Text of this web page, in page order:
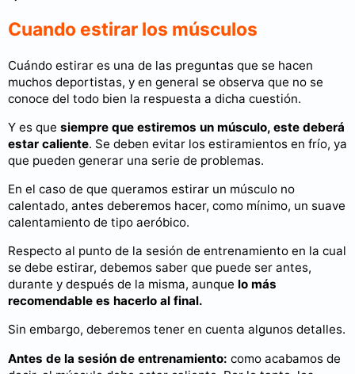
Cuando estirar los músculos
Cuándo estirar es una de las preguntas que se hacen
muchos deportistas, y en general se observa que no se
conoce del todo bien la respuesta a dicha cuestión.
Y es que siempre que estiremos un músculo, este deberá
estar caliente. Se deben evitar los estiramientos en frío, ya
que pueden generar una serie de problemas.
En el caso de que queramos estirar un músculo no
calentado, antes deberemos hacer, como mínimo, un suave
calentamiento de tipo aeróbico.
Respecto al punto de la sesión de entrenamiento en la cual
se debe estirar, debemos saber que puede ser antes,
durante y después de la misma, aunque lo más
recomendable es hacerlo al final.
Sin embargo, deberemos tener en cuenta algunos detalles.
Antes de la sesión de entrenamiento: como acabamos de